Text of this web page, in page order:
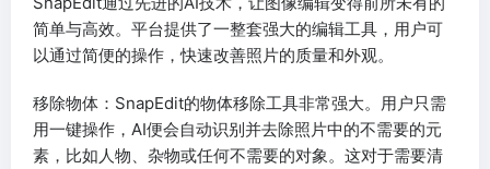
简单与高效。平台提供了一整套强大的编辑工具，用户可
以通过简便的操作，快速改善照片的质量和外观。
移除物体：SnapEdit的物体移除工具非常强大。用户只需
用一键操作，AI便会自动识别并去除照片中的不需要的元
素，比如人物、杂物或任何不需要的对象。这对于需要清